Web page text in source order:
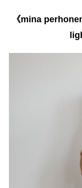
《mina